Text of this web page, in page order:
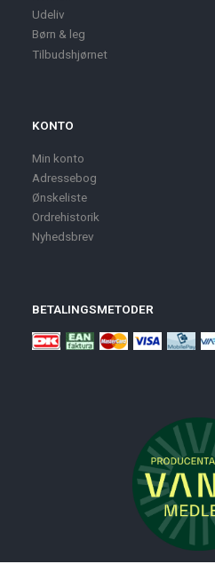
Udeliv
Børn & leg
Tilbudshjørnet
KONTO
Min konto
Adressebog
Ønskeliste
Ordrehistorik
Nyhedsbrev
BETALINGSMETODER